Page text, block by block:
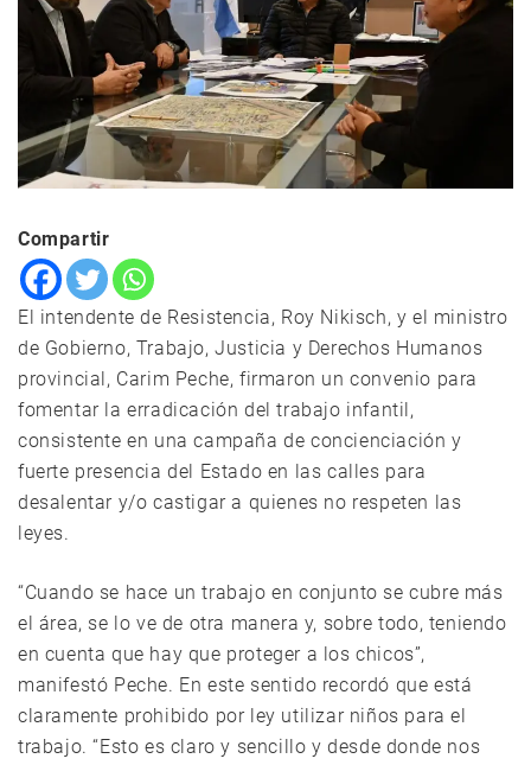
Compartir
El intendente de Resistencia, Roy Nikisch, y el ministro
de Gobierno, Trabajo, Justicia y Derechos Humanos
provincial, Carim Peche, firmaron un convenio para
fomentar la erradicación del trabajo infantil,
consistente en una campaña de concienciación y
fuerte presencia del Estado en las calles para
desalentar y/o castigar a quienes no respeten las
leyes.
“Cuando se hace un trabajo en conjunto se cubre más
el área, se lo ve de otra manera y, sobre todo, teniendo
en cuenta que hay que proteger a los chicos”,
manifestó Peche. En este sentido recordó que está
claramente prohibido por ley utilizar niños para el
trabajo. “Esto es claro y sencillo y desde donde nos